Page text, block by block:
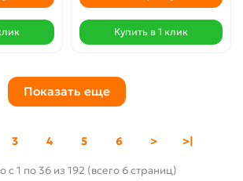
Купить в 1 клик
Показать еще
3 4 5 6 > >|
с 1 по 36 из 192 (всего 6 страниц)